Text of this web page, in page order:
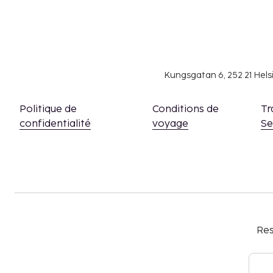
Kungsgatan 6, 252 21
Politique de
confidentialité
Conditions de
voyage